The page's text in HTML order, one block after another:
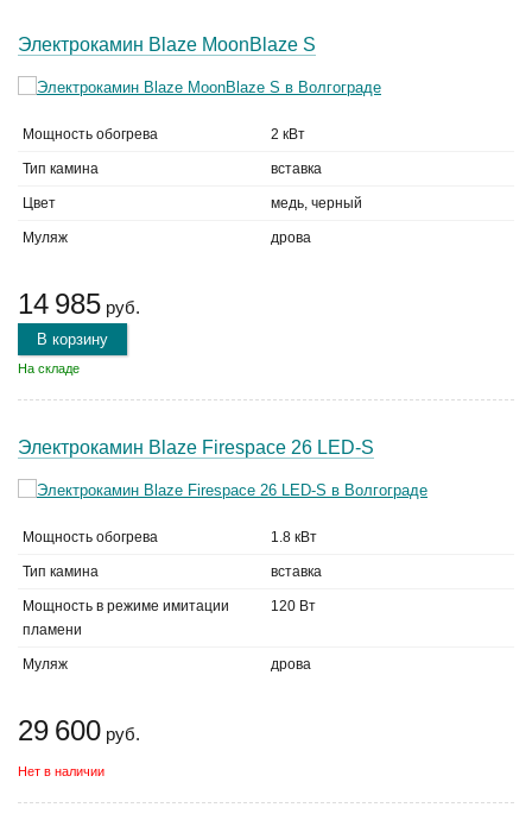
Электрокамин Blaze MoonBlaze S
Мощность обогрева 2 кВт
Тип камина вставка
Цвет медь, черный
Муляж дрова
14 985 руб.
В корзину
На складе
Электрокамин Blaze Firespace 26 LED-S
Мощность обогрева 1.8 кВт
Тип камина вставка
Мощность в режиме имитации
пламени
120 Вт
Муляж дрова
29 600 руб.
Нет в наличии